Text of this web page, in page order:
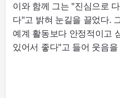
이와 함께 그는 "진심으로
다"고 밝혀 눈길을 끌었다.
예계 활동보다 안정적이고
있어서 좋다"고 들어 웃음